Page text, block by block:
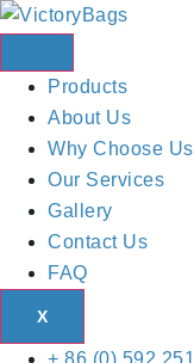
Skip
content
Products
About Us
Why Choose Us
Our Services
Gallery
Contact Us
FAQ
X
+ 86 (0) 592